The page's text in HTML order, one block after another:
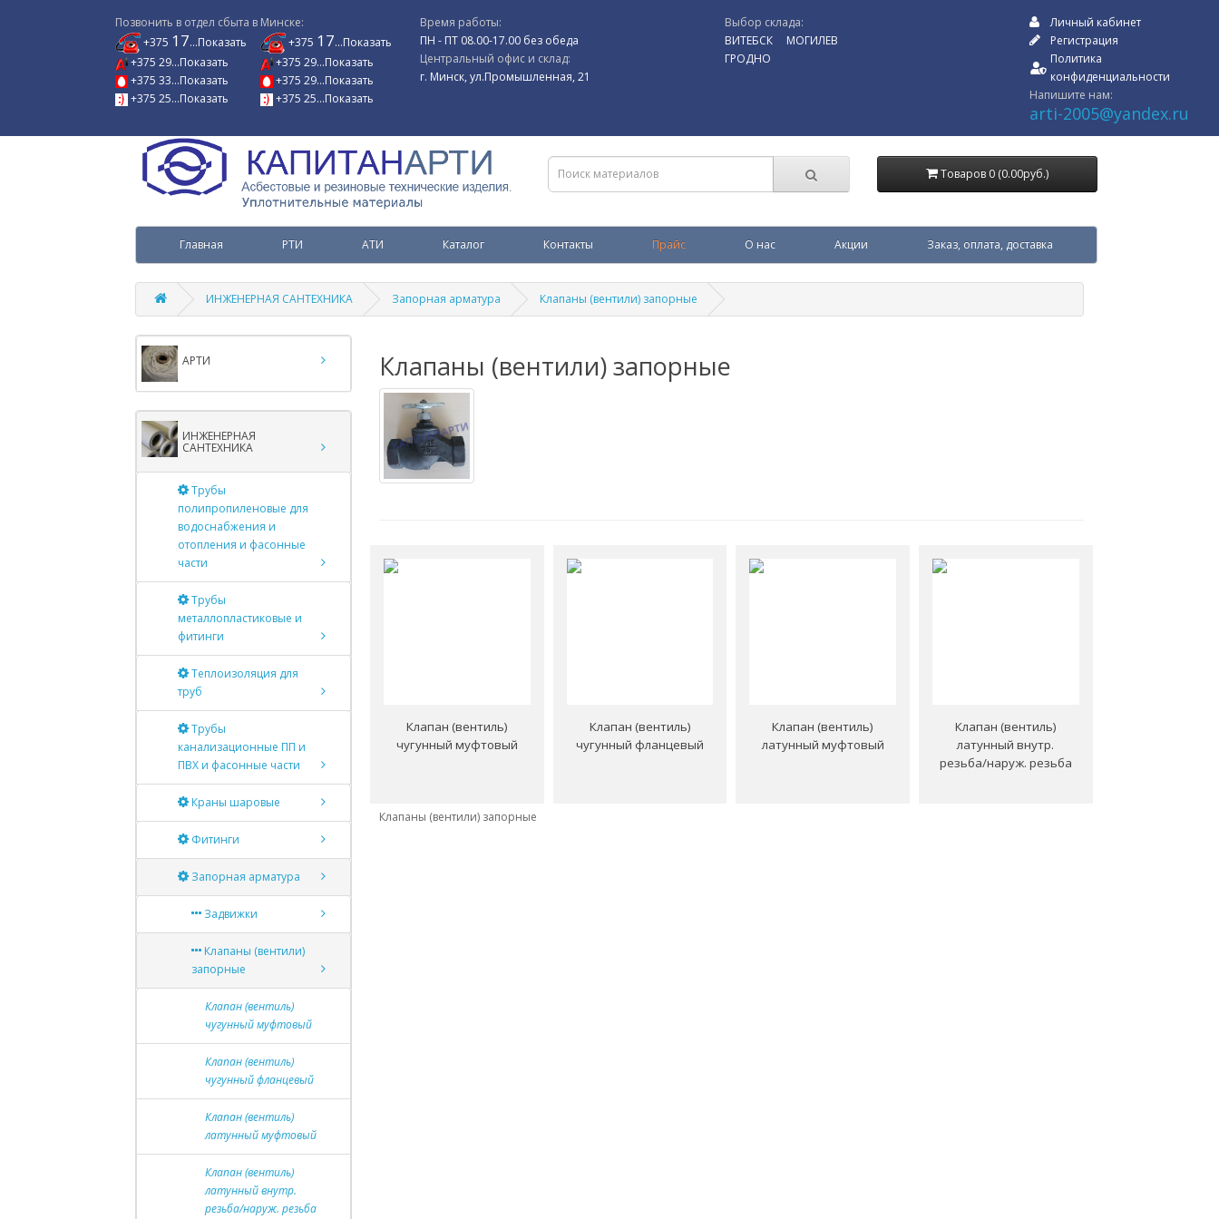
Позвонить в отдел сбыта в Минске:
+375 17...Показать
+375 29...Показать
+375 33...Показать
+375 25...Показать
+375 17...Показать
+375 29...Показать
+375 29...Показать
+375 25...Показать
Время работы:
ПН - ПТ 08.00-17.00 без обеда
Центральный офис и склад:
г. Минск, ул.Промышленная, 21
Выбор склада:
ВИТЕБСК
ГРОДНО
МОГИЛЕВ
Личный кабинет
Регистрация
Политика
конфиденциальности
Напишите нам:
arti-2005@yandex.ru
Товаров 0 (0.00руб.)
Главная РТИ АТИ Каталог Контакты Прайс О нас Акции Заказ, оплата, доставка
ИНЖЕНЕРНАЯ САНТЕХНИКА Запорная арматура Клапаны (вентили) запорные
АРТИ
ИНЖЕНЕРНАЯ
САНТЕХНИКА
Трубы
полипропиленовые для
водоснабжения и
отопления и фасонные
части
Трубы
металлопластиковые и
фитинги
Теплоизоляция для
труб
Трубы
канализационные ПП и
ПВХ и фасонные части
Краны шаровые
Фитинги
Запорная арматура
Задвижки
Клапаны (вентили)
запорные
Клапан (вентиль)
чугунный муфтовый
Клапан (вентиль)
чугунный фланцевый
Клапан (вентиль)
латунный муфтовый
Клапан (вентиль)
латунный внутр.
резьба/наруж. резьба
Клапаны (вентили) запорные
Клапан (вентиль)
чугунный муфтовый
Клапан (вентиль)
чугунный фланцевый
Клапан (вентиль)
латунный муфтовый
Клапан (вентиль)
латунный внутр.
резьба/наруж. резьба
Клапаны (вентили) запорные